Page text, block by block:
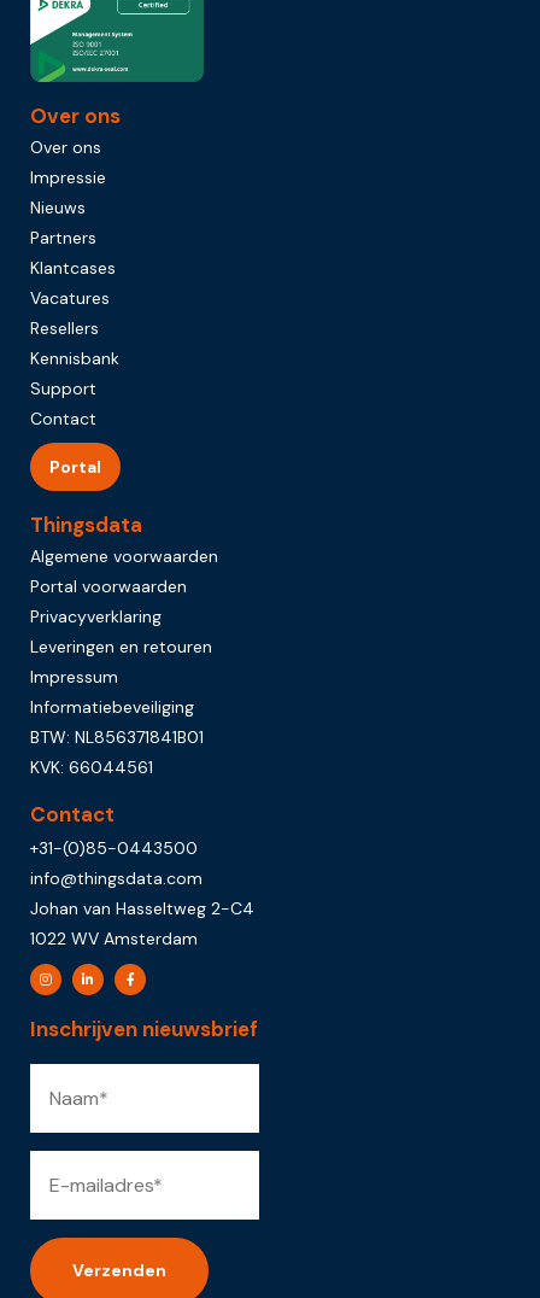
Over ons
Over ons
Impressie
Nieuws
Partners
Klantcases
Vacatures
Resellers
Kennisbank
Support
Contact
Portal
Thingsdata
Algemene voorwaarden
Portal voorwaarden
Privacyverklaring
Leveringen en retouren
Impressum
Informatiebeveiliging
BTW: NL856371841B01
KVK: 66044561
Contact
+31-(0)85-0443500
info@thingsdata.com
Johan van Hasseltweg 2-C4
1022 WV Amsterdam
Inschrijven nieuwsbrief